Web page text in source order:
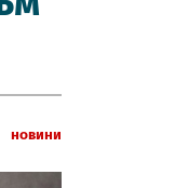
Новини